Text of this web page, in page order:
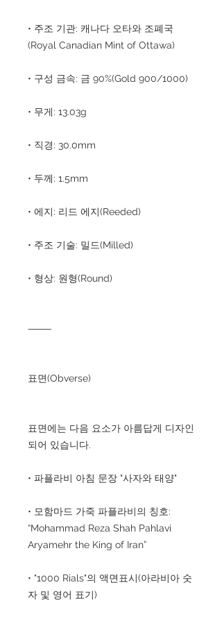
• 주조 기관: 캐나다 오타와 조폐국
(Royal Canadian Mint of Ottawa)
• 구성 금속: 금 90%(Gold 900/1000)
• 무게: 13.03g
• 직경: 30.0mm
• 두께: 1.5mm
• 에지: 리드 에지(Reeded)
• 주조 기술: 밀드(Milled)
• 형상: 원형(Round)
⸻
표면(Obverse)
표면에는 다음 요소가 아름답게 디자인
되어 있습니다.
• 파플라비 아침 문장 "사자와 태양"
• 모함마드 가죽 파플라비의 칭호:
“Mohammad Reza Shah Pahlavi
Aryamehr the King of Iran”
• "1000 Rials"의 액면표시(아라비아 숫
자 및 영어 표기)